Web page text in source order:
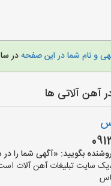
و نام شما در این صفحهدر
آهن آلاتی ها
بگویید: «آگهی شما را در سایت
سایت تبلیغات آهن آلات